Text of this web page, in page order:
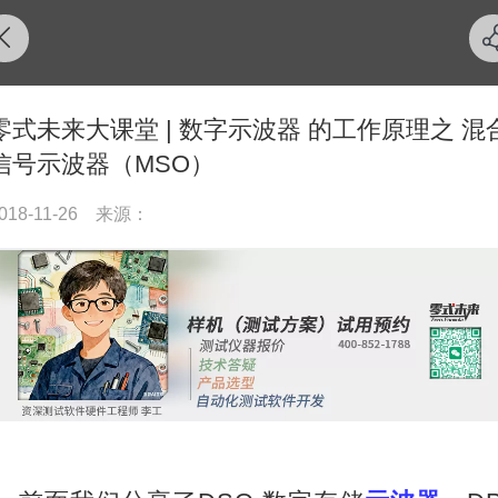
式未来大课堂 | 数字示波器 的工作原理之 混
号示波器（MSO）
11-26 来源：